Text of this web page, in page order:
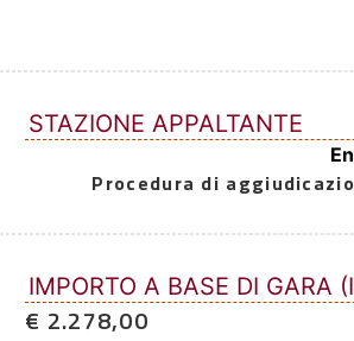
STAZIONE APPALTANTE
Procedura di
IMPORTO A BASE DI GARA
€ 2.278,00